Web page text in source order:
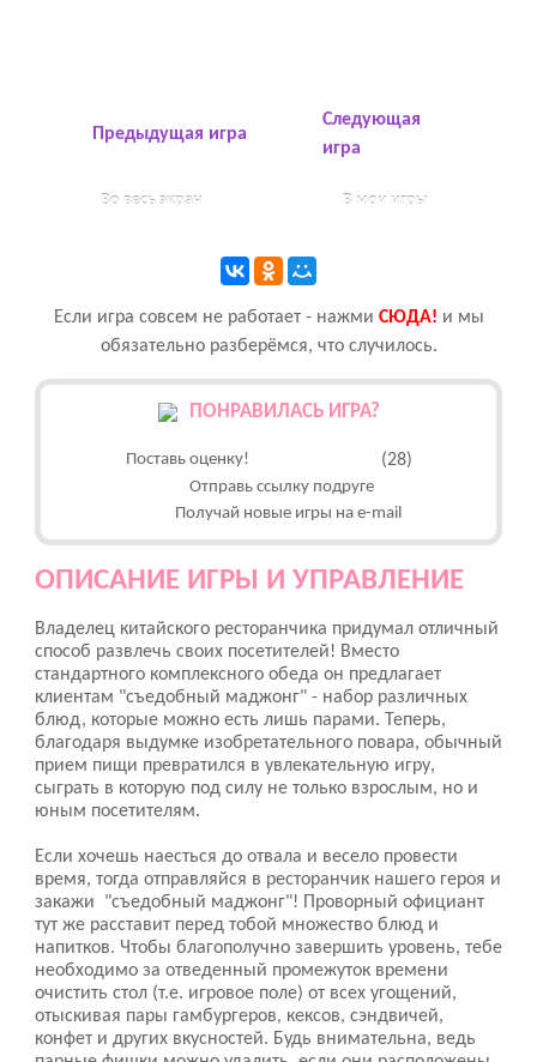
Предыдущая игра
Во весь экран В мои игры
Следующая
игра
Если игра совсем не работает - нажми CЮДА! и мы
обязательно разберёмся, что случилось.
ПОНРАВИЛАСЬ ИГРА?
Поставь оценку! (28)
Отправь ссылку подруге
Получай новые игры на e-mail
ОПИСАНИЕ ИГРЫ И УПРАВЛЕНИЕ
Владелец китайского ресторанчика придумал отличный
способ развлечь своих посетителей! Вместо
стандартного комплексного обеда он предлагает
клиентам "съедобный маджонг" - набор различных
блюд, которые можно есть лишь парами. Теперь,
благодаря выдумке изобретательного повара, обычный
прием пищи превратился в увлекательную игру,
сыграть в которую под силу не только взрослым, но и
юным посетителям.
Если хочешь наесться до отвала и весело провести
время, тогда отправляйся в ресторанчик нашего героя и
закажи "съедобный маджонг"! Проворный официант
тут же расставит перед тобой множество блюд и
напитков. Чтобы благополучно завершить уровень, тебе
необходимо за отведенный промежуток времени
очистить стол (т.е. игровое поле) от всех угощений,
отыскивая пары гамбургеров, кексов, сэндвичей,
конфет и других вкусностей. Будь внимательна, ведь